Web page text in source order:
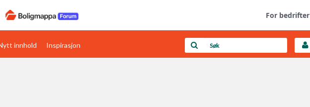
For bedrifter
Boligens papirer Last opp selv
innhold Inspirasjon